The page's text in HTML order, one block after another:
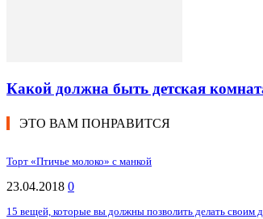
Какой должна быть детская
ЭТО ВАМ ПОНРАВИТСЯ
Торт «Птичье молоко» с манкой
23.04.2018 0
15 вещей, которые вы должны позволить делать своим